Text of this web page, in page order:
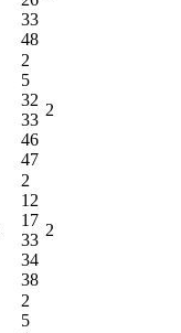
33
48
2
5
32
33
46
47
2
2
12
17
33
34
38
2
2
5